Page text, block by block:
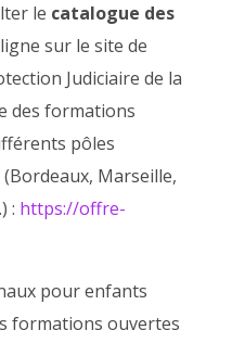
le catalogue des
sur le site de
Judiciaire de la
des formations
pôles
Marseille,
: https://offre-
pour enfants
formations ouvertes